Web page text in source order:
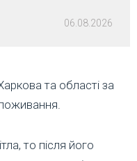
06.08.2026
та області за
то після його